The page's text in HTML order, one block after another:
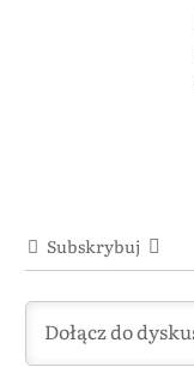
Subskrybuj